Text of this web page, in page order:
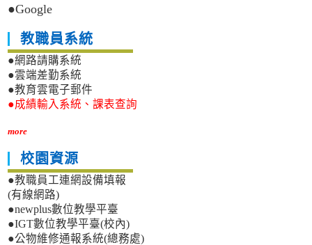
●Google
教職員系統
●網路請購系統
●雲端差勤系統
●教育雲電子郵件
●成績輸入系統、課表查詢
more
校園資源
●教職員工連網設備填報
(有線網路)
●newplus數位教學平臺
●IGT數位教學平臺(校內)
●公物維修通報系統(總務處)